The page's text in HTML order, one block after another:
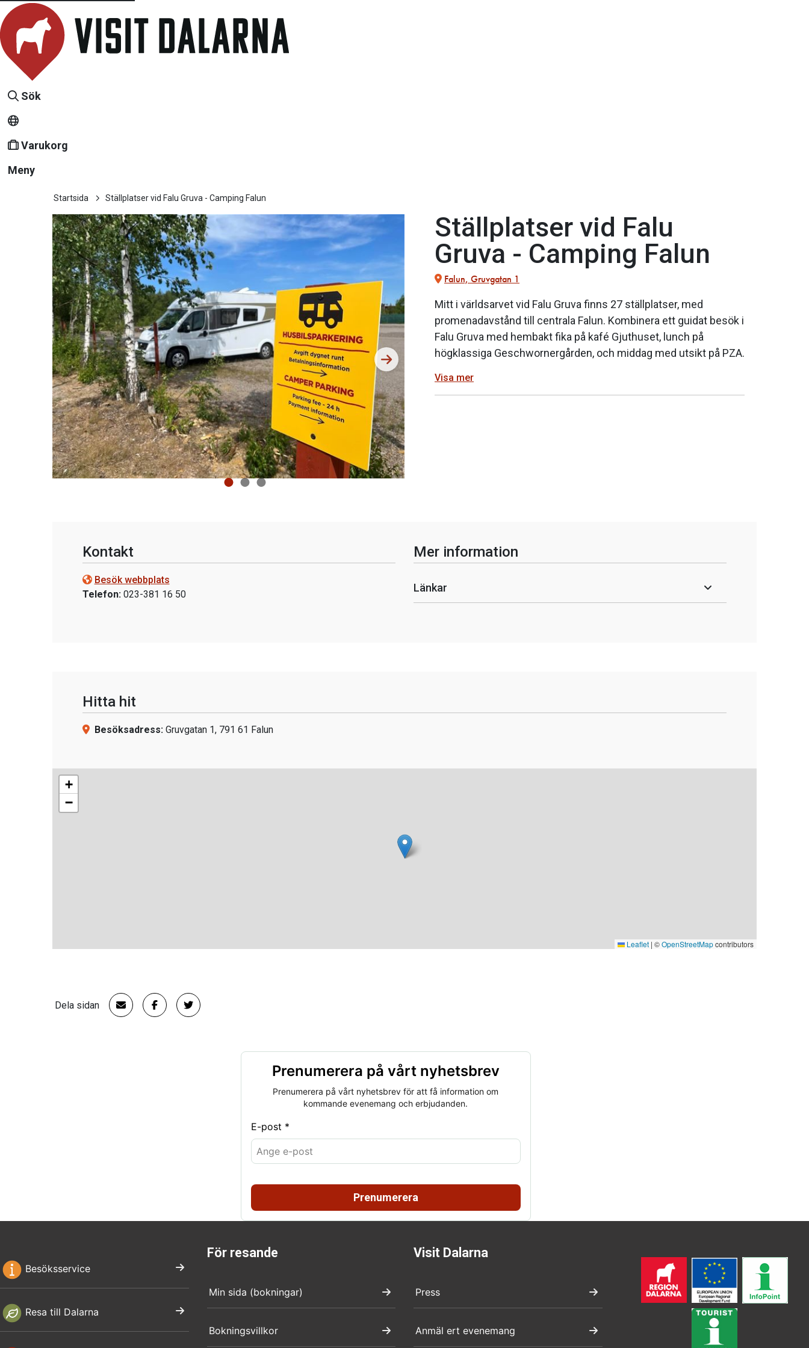
Sök
Varukorg
Meny
Startsida Ställplatser vid Falu Gruva - Camping Falun
Ställplatser vid Falu
Gruva - Camping Falun
Falun, Gruvgatan 1
Mitt i världsarvet vid Falu Gruva finns 27 ställplatser, med
promenadavstånd till centrala Falun. Kombinera ett guidat besök i
Falu Gruva med hembakt fika på kafé Gjuthuset, lunch på
högklassiga Geschwornergården, och middag med utsikt på PZA.
Visa mer
Kontakt
Besök webbplats
Telefon: 023-381 16 50
Mer information
Länkar
Hitta hit
Besöksadress: Gruvgatan 1, 791 61 Falun
+
−
Leaflet | ©OpenStreetMapcontributors
Dela sidan
Prenumerera på vårt nyhetsbrev
Prenumerera på vårt nyhetsbrev för att få information om
kommande evenemang och erbjudanden.
E-post *
Prenumerera
Besöksservice
Resa till Dalarna
För resande
Min sida (bokningar)
Bokningsvillkor
Visit Dalarna
Press
Anmäl ert evenemang